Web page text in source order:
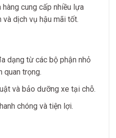
cung cấp nhiều lựa
và dịch vụ hậu mãi tốt.
dạng từ các bộ phận nhỏ
quan trọng.
và bảo dưỡng xe tại chỗ.
chóng và tiện lợi.